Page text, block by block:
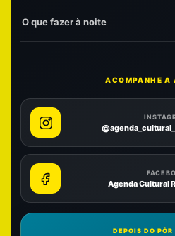
O que fazer à noite
ACOMPANHE A
Agenda Cultural
DEPOIS DO PÔR